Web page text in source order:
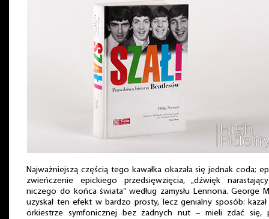
Najważniejszą częścią tego kawałka okazała się jednak coda;
zwieńczenie epickiego przedsięwzięcia, „dźwięk
niczego do końca świata” według zamysłu Lennona. George
uzyskał ten efekt w bardzo prosty, lecz genialny sposób: kazał
orkiestrze symfonicznej bez żadnych nut – mieli zdać się,